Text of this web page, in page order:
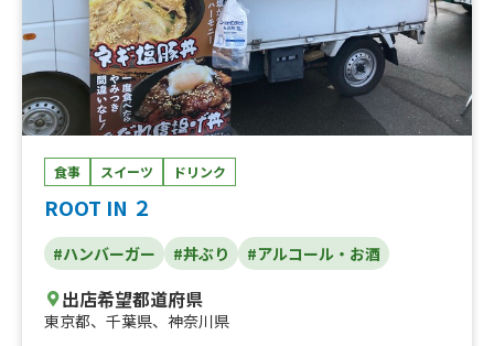
食事 スイーツ ドリンク
ROOT IN ２
#ハンバーガー #丼ぶり #アルコール・お酒
出店希望都道府県
東京都、 千葉県、 神奈川県